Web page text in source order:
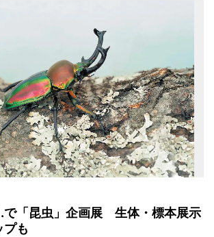
で「昆虫」企画展 生体・標本展示
プも